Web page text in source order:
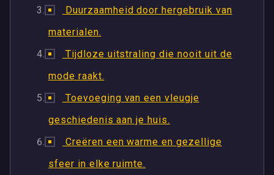
Duurzaamheid door hergebruik van
materialen.
Tijdloze uitstraling die nooit uit de
mode raakt.
Toevoeging van een vleugje
geschiedenis aan je huis.
Creëren een warme en gezellige
sfeer in elke ruimte.